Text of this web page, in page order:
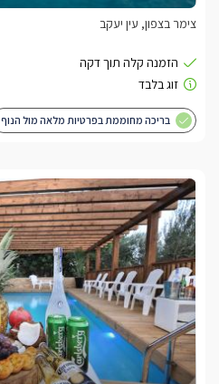
צימר בצפון, עין יעקב
בריכה מחוממת בפרטיות מלאה מול הנוף